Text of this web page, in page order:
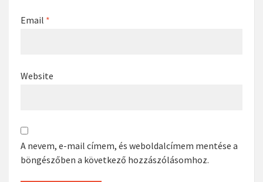
Email *
Website
A nevem, e-mail címem, és weboldalcímem mentése a
böngészőben a következő hozzászólásomhoz.